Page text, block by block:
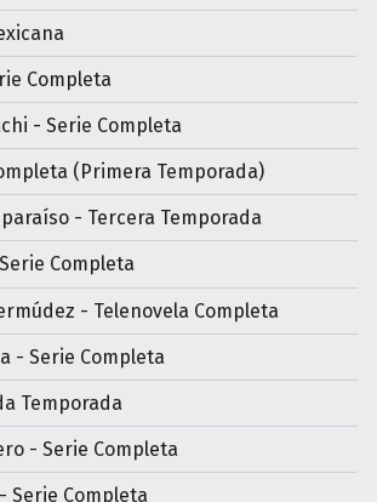
Completa
- Serie Completa
(Primera Temporada)
- Tercera Temporada
Completa
- Telenovela Completa
- Serie Completa
Temporada
- Serie Completa
Serie Completa